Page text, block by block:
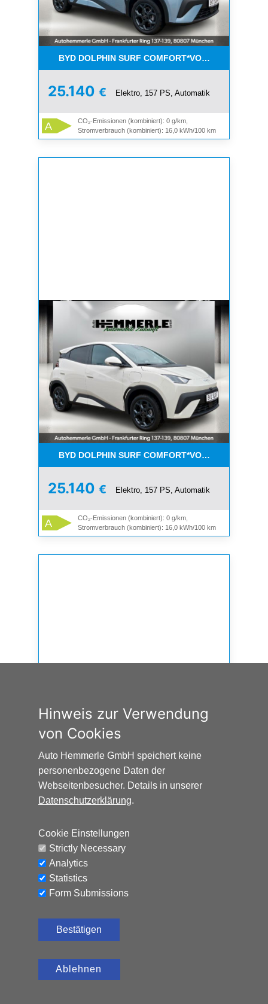
BYD DOLPHIN SURF
25.140 € Elektro, 157 PS, Automatik
A
CO₂-Emissionen (kombiniert): 0 g/km,
Stromverbrauch (kombiniert): 16,0 kWh/100 km
BYD DOLPHIN SURF
25.140 € Elektro, 157 PS, Automatik
A
CO₂-Emissionen (kombiniert): 0 g/km,
Stromverbrauch (kombiniert): 16,0 kWh/100 km
BYD DOLPHIN SURF
25.140 €
A
Stromverbrauch (kombiniert): 16,0 kWh/100 km
Hinweis zur Verwendung
von Cookies
Auto Hemmerle GmbH speichert keine
personenbezogene Daten der
Webseitenbesucher. Details in unserer
Datenschutzerklärung.
Cookie Einstellungen
Strictly Necessary
Analytics
Statistics
Form Submissions
Bestätigen
Ablehnen